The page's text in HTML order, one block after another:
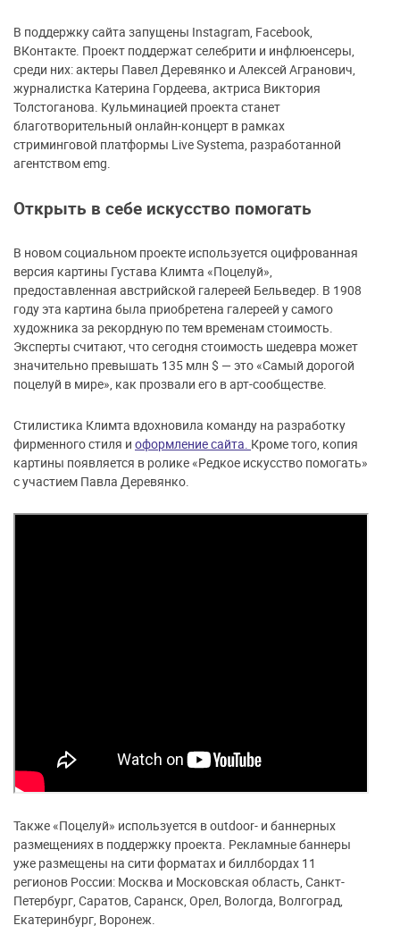
В поддержку сайта запущены Instagram, Facebook,
ВКонтакте. Проект поддержат селебрити и инфлюенсеры,
среди них: актеры Павел Деревянко и Алексей Агранович,
журналистка Катерина Гордеева, актриса Виктория
Толстоганова. Кульминацией проекта станет
благотворительный онлайн-концерт в рамках
стриминговой платформы Live Systema, разработанной
агентством emg.
Открыть в себе искусство помогать
В новом социальном проекте используется оцифрованная
версия картины Густава Климта «Поцелуй»,
предоставленная австрийской галереей Бельведер. В 1908
году эта картина была приобретена галереей у самого
художника за рекордную по тем временам стоимость.
Эксперты считают, что сегодня стоимость шедевра может
значительно превышать 135 млн $ — это «Самый дорогой
поцелуй в мире», как прозвали его в арт-сообществе.
Стилистика Климта вдохновила команду на разработку
фирменного стиля и оформление сайта. Кроме того, копия
картины появляется в ролике «Редкое искусство помогать»
с участием Павла Деревянко.
Также «Поцелуй» используется в outdoor- и баннерных
размещениях в поддержку проекта. Рекламные баннеры
уже размещены на сити форматах и биллбордах 11
регионов России: Москва и Московская область, Санкт-
Петербург, Саратов, Саранск, Орел, Вологда, Волгоград,
Екатеринбург, Воронеж.